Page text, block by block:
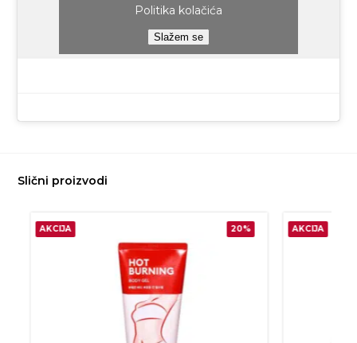
Politika kolačića
Slažem se
Slični proizvodi
AKCIJA 20% AKCIJA